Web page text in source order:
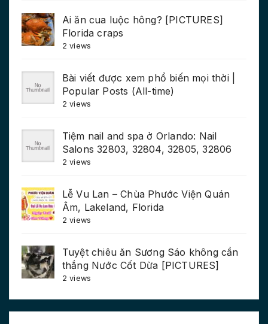
Ai ăn cua luộc hông? [PICTURES]
Florida craps
2 views
Bài viết được xem phổ biến mọi thời |
Popular Posts (All-time)
2 views
Tiệm nail and spa ở Orlando: Nail
Salons 32803, 32804, 32805, 32806
2 views
Lễ Vu Lan – Chùa Phước Viện Quán
Âm, Lakeland, Florida
2 views
Tuyệt chiêu ăn Sương Sáo không cần
thắng Nước Cốt Dừa [PICTURES]
2 views